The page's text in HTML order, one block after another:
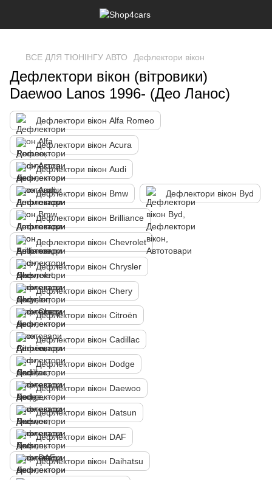
ВСЕ ДЛЯ ТЮНІНГУ АВТО Дефлектори вікон
Дефлектори вікон (вітровики)
Daewoo Lanos 1996- (Део Ланос)
Дефлектори вікон Alfa Romeo
Дефлектори вікон Acura
Дефлектори вікон Audi
Дефлектори вікон Bmw Дефлектори вікон Byd
Дефлектори вікон Brilliance
Дефлектори вікон Chevrolet
Дефлектори вікон Chrysler
Дефлектори вікон Chery
Дефлектори вікон Citroën
Дефлектори вікон Cadillac
Дефлектори вікон Dodge
Дефлектори вікон Daewoo
Дефлектори вікон Datsun
Дефлектори вікон DAF
Дефлектори вікон Daihatsu